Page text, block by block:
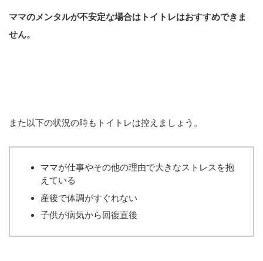
ママのメンタルが不安定な場合は トイトレはおすすめできま
せん。
また以下の状況の時もトイトレは控えましょう。
ママが仕事やその他の理由で大きなストレスを抱
えている
産後で体調がすぐれない
子供が病気から回復直後